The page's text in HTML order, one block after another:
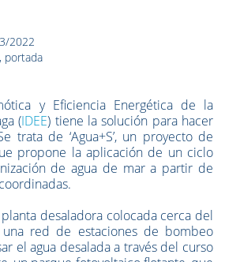
2022
portada
y Eficiencia Energética de la
(IDEE) tiene la solución para hacer
trata de ‘Agua+S’, un proyecto de
propone la aplicación de un ciclo
de agua de mar a partir de
desaladora colocada cerca del
red de estaciones de bombeo
el agua desalada a través del curso